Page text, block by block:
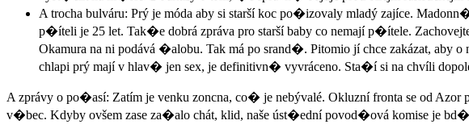
A trocha bulváru: Prý je móda aby si starší koc po�izovaly mladý zajíce.
p�íteli je 25 let. Tak�e dobrá zpráva pro starší baby co nemají p�ítele.
Okamura na ni podává �alobu. Tak má po srand�. Pitomio jí chce zakázat,
chlapi prý mají v hlav� jen sex, je definitivn� vyvráceno. Sta�í si na chvíli
A zprávy o po�así: Zatím je venku zoncna, co� je nebývalé. Okluzní fronta se od Azor
v�bec. Kdyby ovšem zase za�alo chát, klid, naše úst�ední povod�ová komise je